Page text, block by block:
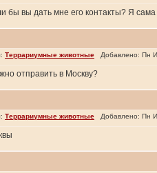
бы вы дать мне его контакты? Я
Террариумные животные Добавлено: Пн
отправить в Москву?
Террариумные животные Добавлено: Пн